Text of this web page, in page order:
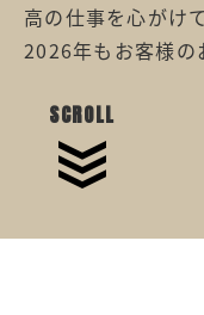
高の仕事を心がけ
2026年もお客様の
SCROLL